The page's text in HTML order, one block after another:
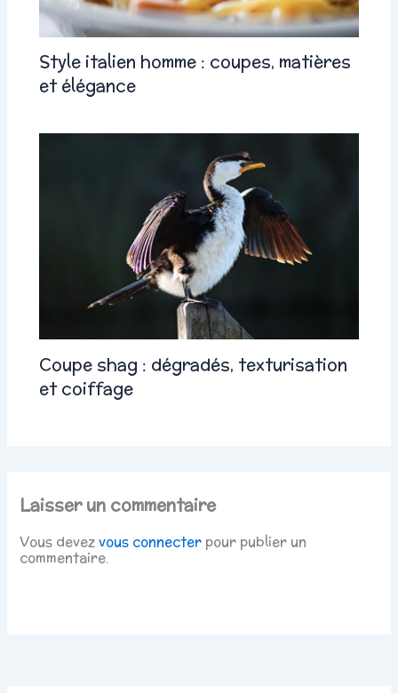
Style italien homme : coupes, matières
et élégance
Coupe shag : dégradés, texturisation
et coiffage
Laisser un commentaire
Vous devezvous connecter pour publier un
commentaire.